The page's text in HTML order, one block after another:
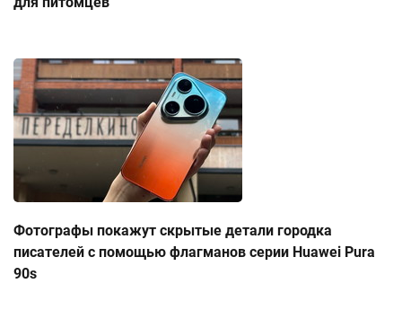
Фотографы покажут скрытые детали городка
писателей с помощью флагманов серии Huawei Pura
90s